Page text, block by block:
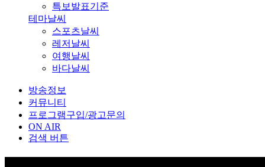
특보발표기준
테마날씨
스포츠날씨
레저날씨
여행날씨
바다날씨
방송정보
커뮤니티
프로그램구입/광고문의
ON AIR
검색 버튼